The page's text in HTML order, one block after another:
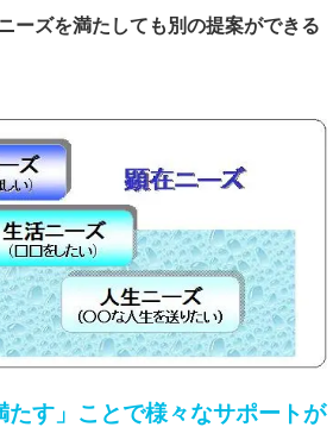
ーズを満たしても 別の提案ができる
たす」ことで様々なサポートが